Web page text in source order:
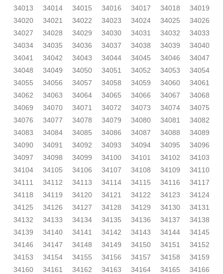
34013
34014 34015 34016 34017 34018
34019
34020
34021 34022 34023 34024 34025
34026
34027
34028 34029 34030 34031 34032
34033
34034
34035 34036 34037 34038 34039
34040
34041
34042 34043 34044 34045 34046
34047
34048
34049 34050 34051 34052 34053
34054
34055
34056 34057 34058 34059 34060
34061
34062
34063 34064 34065 34066 34067
34068
34069
34070 34071 34072 34073 34074
34075
34076
34077 34078 34079 34080 34081
34082
34083
34084 34085 34086 34087 34088
34089
34090
34091 34092 34093 34094 34095
34096
34097
34098 34099 34100 34101 34102
34103
34104
34105 34106 34107 34108 34109
34110
34111
34112 34113 34114 34115 34116
34117
34118
34119 34120 34121 34122 34123
34124
34125
34126 34127 34128 34129 34130
34131
34132
34133 34134 34135 34136 34137
34138
34139
34140 34141 34142 34143 34144
34145
34146
34147 34148 34149 34150 34151
34152
34153
34154 34155 34156 34157 34158
34159
34160
34161 34162 34163 34164 34165
34166